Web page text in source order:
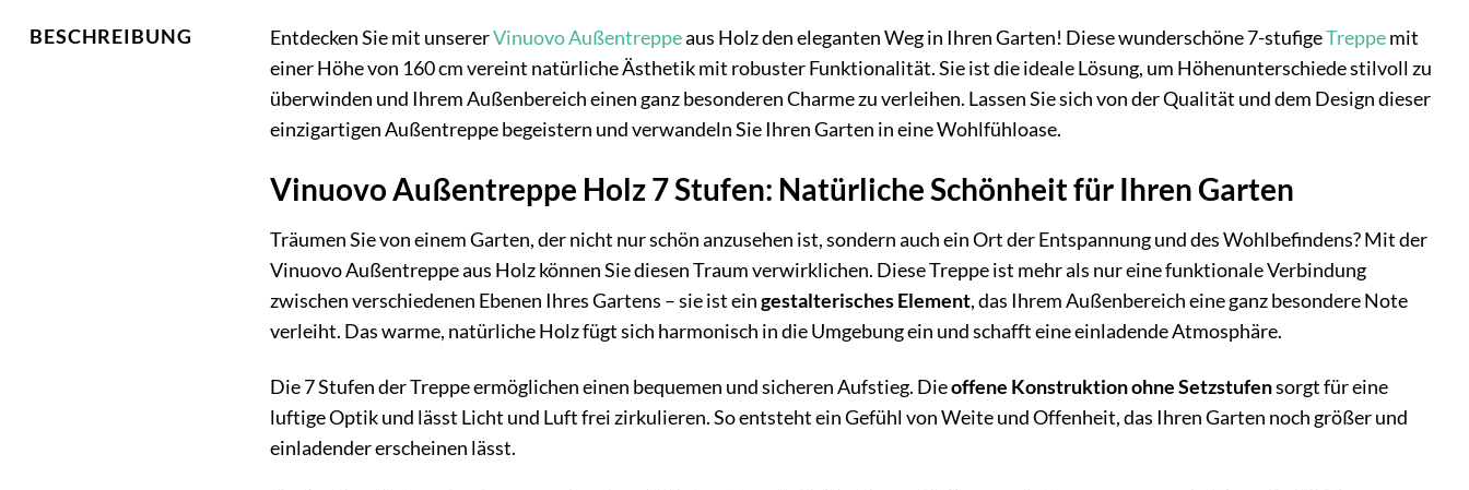
BESCHREIBUNG Entdecken Sie mit unsererVinuovoAußentreppeaus Holz den eleganten Weg in Ihren Garten! Diese wunderschöne 7-stufigeTreppemit
einer Höhe von 160 cm vereint natürliche Ästhetik mit robuster Funktionalität. Sie ist die ideale Lösung, um Höhenunterschiede stilvoll zu
überwinden und Ihrem Außenbereich einen ganz besonderen Charme zu verleihen. Lassen Sie sich von der Qualität und dem Design dieser
einzigartigen Außentreppe begeistern und verwandeln Sie Ihren Garten in eine Wohlfühloase.
Vinuovo Außentreppe Holz 7 Stufen: Natürliche Schönheit für Ihren Garten
Träumen Sie von einem Garten, der nicht nur schön anzusehen ist, sondern auch ein Ort der Entspannung und des Wohlbefindens? Mit der
Vinuovo Außentreppe aus Holz können Sie diesen Traum verwirklichen. Diese Treppe ist mehr als nur eine funktionale Verbindung
zwischen verschiedenen Ebenen Ihres Gartens – sie ist eingestalterisches Element, das Ihrem Außenbereich eine ganz besondere Note
verleiht. Das warme, natürliche Holz fügt sich harmonisch in die Umgebung ein und schafft eine einladende Atmosphäre.
Die 7 Stufen der Treppe ermöglichen einen bequemen und sicheren Aufstieg. Dieoffene Konstruktion ohne Setzstufensorgt für eine
luftige Optik und lässt Licht und Luft frei zirkulieren. So entsteht ein Gefühl von Weite und Offenheit, das Ihren Garten noch größer und
einladender erscheinen lässt.